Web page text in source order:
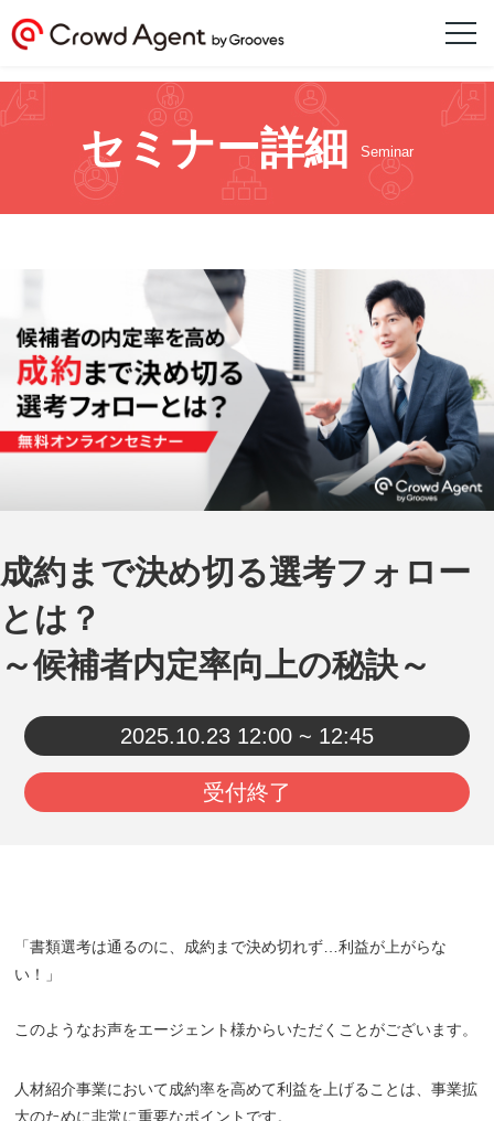
セミナー詳細 Seminar
成約まで決め切る選考フォロー
とは？
～候補者内定率向上の秘訣～
2025.10.23 12:00 ~ 12:45
受付終了
「書類選考は通るのに、成約まで決め切れず…利益が上がらな
い！」
このようなお声をエージェント様からいただくことがございます。
人材紹介事業において成約率を高めて利益を上げることは、事業拡
大のために非常に重要なポイントです。